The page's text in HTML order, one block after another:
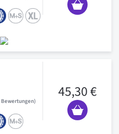
Bewertungen
45,30 €